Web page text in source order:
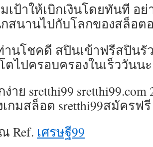
เป้าให้เบิกเงินโดยทันที อ
สนานไปกับโลกของสล็อต
นโชคดี สปินเข้าฟรีสปินรั
ไปครอบครองในเร็ววันน
ย sretthi99 sretthi99.com
เกมสล็อต sretthi99สมัครฟรี
Ref. เศรษฐี99